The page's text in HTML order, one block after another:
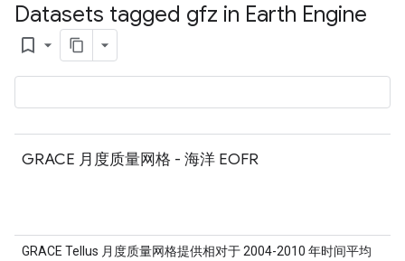
Datasets tagged gfz in Earth Engine
bookmark_border
GRACE 月度质量网格 - 海洋 EOFR
GRACE Tellus 月度质量网格提供相对于 2004-2010 年时间平均